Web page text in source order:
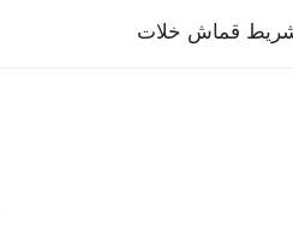
قماش خلات